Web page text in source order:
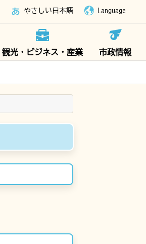
やさしい日本語 Language
観光・ビジネス・産業 市政情報